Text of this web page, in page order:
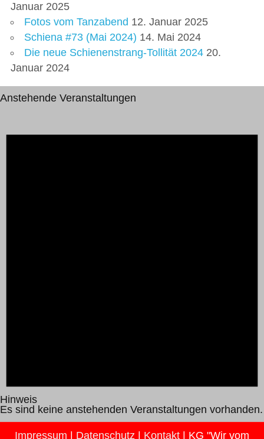
Januar 2025
Fotos vom Tanzabend 12. Januar 2025
Schiena #73 (Mai 2024) 14. Mai 2024
Die neue Schienenstrang-Tollität 2024 20.
Januar 2024
Anstehende Veranstaltungen
Hinweis
Es sind keine anstehenden Veranstaltungen vorhanden.
Impressum Datenschutz Kontakt | KG "Wir vom